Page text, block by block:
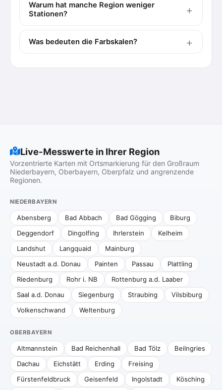
Warum hat manche Region weniger
Stationen?
Was bedeuten die Farbskalen?
Live-Messwerte in Ihrer Region
Vorzentrierte Karten mit Ortsmarkierung für den Großraum
Niederbayern, Oberbayern, Oberpfalz und angrenzende
Regionen.
NIEDERBAYERN
Abensberg Bad Abbach Bad Gögging
Biburg
Deggendorf
Dingolfing Ihrlerstein
Kelheim
Landshut
Langquaid
Mainburg
Neustadt a.d. Donau
Painten Passau
Plattling
Riedenburg
Rohr i. NB
Rottenburg a.d. Laaber
Saal a.d. Donau
Siegenburg Straubing
Vilsbiburg
Volkenschwand
Weltenburg
OBERBAYERN
Altmannstein Bad Reichenhall Bad Tölz
Beilngries
Dachau
Eichstätt Erding
Freising
Fürstenfeldbruck
Geisenfeld Ingolstadt
Kösching